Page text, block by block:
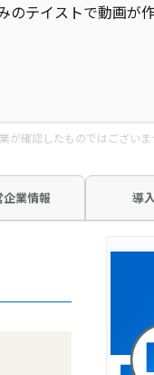
テイストで動画が
確認したものではござい
企業情報 導